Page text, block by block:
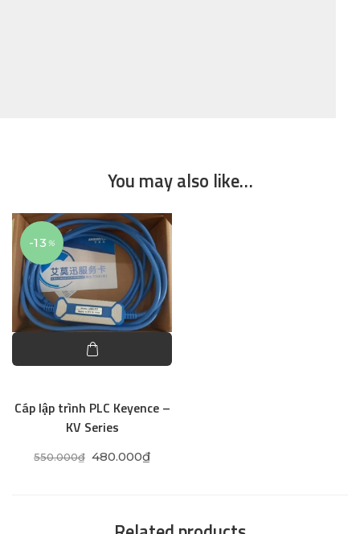
You may also like…
-13 %
Cáp lập trình PLC Keyence –
KV Series
550.000₫ Original price was: 550.000₫.
480.000₫Current price is: 480.000₫.